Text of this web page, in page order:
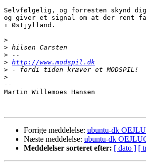
Selvfølgelig, og forresten skynd
og giver et signal om at der rent
i Østjylland.
>
>
>
> http://www.modspil.dk
>
>
--
Martin Willemoes Hansen
Forrige meddelelse: ubuntu-dk
Næste meddelelse: ubuntu-dk
Meddelelser sorteret efter: [ dato ] [